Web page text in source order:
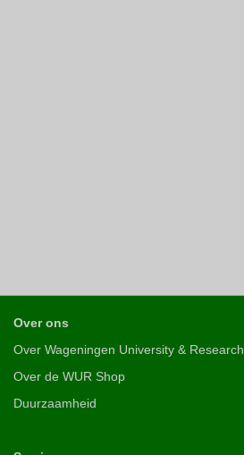
Over ons
Over Wageningen University & Research
Over de WUR Shop
Duurzaamheid